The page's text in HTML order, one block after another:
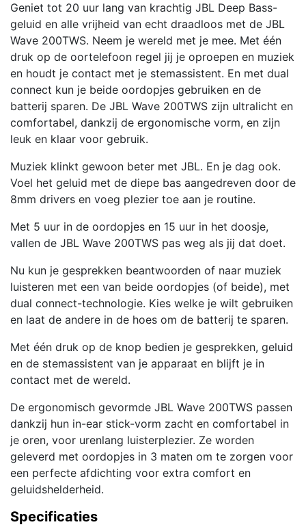
Geniet tot 20 uur lang van krachtig JBL Deep Bass-
geluid en alle vrijheid van echt draadloos met de JBL
Wave 200TWS. Neem je wereld met je mee. Met één
druk op de oortelefoon regel jij je oproepen en muziek
en houdt je contact met je stemassistent. En met dual
connect kun je beide oordopjes gebruiken en de
batterij sparen. De JBL Wave 200TWS zijn ultralicht en
comfortabel, dankzij de ergonomische vorm, en zijn
leuk en klaar voor gebruik.
Muziek klinkt gewoon beter met JBL. En je dag ook.
Voel het geluid met de diepe bas aangedreven door de
8mm drivers en voeg plezier toe aan je routine.
Met 5 uur in de oordopjes en 15 uur in het doosje,
vallen de JBL Wave 200TWS pas weg als jij dat doet.
Nu kun je gesprekken beantwoorden of naar muziek
luisteren met een van beide oordopjes (of beide), met
dual connect-technologie. Kies welke je wilt gebruiken
en laat de andere in de hoes om de batterij te sparen.
Met één druk op de knop bedien je gesprekken, geluid
en de stemassistent van je apparaat en blijft je in
contact met de wereld.
De ergonomisch gevormde JBL Wave 200TWS passen
dankzij hun in-ear stick-vorm zacht en comfortabel in
je oren, voor urenlang luisterplezier. Ze worden
geleverd met oordopjes in 3 maten om te zorgen voor
een perfecte afdichting voor extra comfort en
geluidshelderheid.
Specificaties